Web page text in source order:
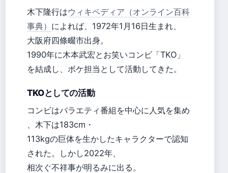
木下隆行はウィキペディア（オンライン百科
事典） によれば、1972年1月16日生まれ、
大阪府四條畷市出身。
1990年に木本武宏とお笑いコンビ「TKO」
を結成し、ボケ担当として活動してきた。
TKOとしての活動
コンビはバラエティ番組を中心に人気を集め
、木下は183cm・
113kgの巨体を生かしたキャラクターで認知
された。しかし2022年、
相次ぐ不祥事が明るみに出る。